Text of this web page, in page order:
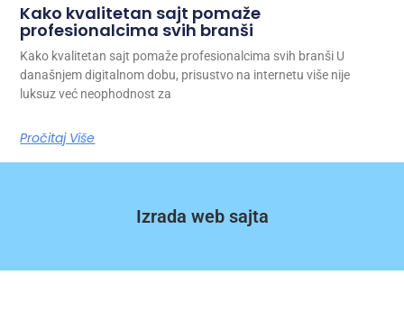
Kako kvalitetan sajt pomaže
profesionalcima svih branši
Kako kvalitetan sajt pomaže profesionalcima svih branši U
današnjem digitalnom dobu, prisustvo na internetu više nije
luksuz već neophodnost za
Pročitaj Više
Izrada web sajta